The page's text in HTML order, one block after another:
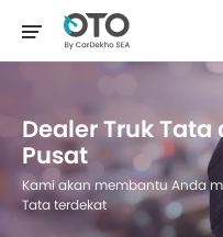
Dealer Truk
Pusat
Kami akan membantu Anda
Tata terdekat